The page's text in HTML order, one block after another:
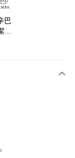
跳轉到大哥付的交易
日，確認付款後即完
認頁面所載為準。
過，訂單將自動取
分期系統評分，恕無
員專區綁定中華電信
金額 (1點等於1元)。
巴